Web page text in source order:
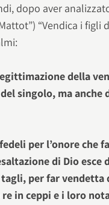
dopo aver
“Vendica i figli
della
singolo, ma
per l’onore che
di Dio
tagli, per far
in ceppi e i loro